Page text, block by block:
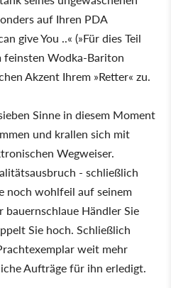
auf Ihren PDA
give You ..« (»Für dies Teil
feinsten Wodka-Bariton
Akzent Ihrem »Retter« zu.
Sinne in diesem Moment
und krallen sich mit
Wegweiser.
- schließlich
noch wohlfeil auf seinem
Händler Sie
Sie hoch. Schließlich
weit mehr
Aufträge für ihn erledigt.